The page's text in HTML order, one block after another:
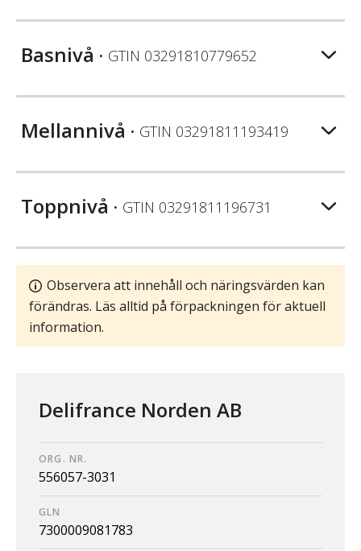
Basnivå • GTIN 03291810779652
Mellannivå • GTIN 03291811193419
Toppnivå • GTIN 03291811196731
Observera att innehåll och näringsvärden kan
förändras. Läs alltid på förpackningen för aktuell
information.
Delifrance Norden AB
ORG. NR.
556057-3031
GLN
7300009081783